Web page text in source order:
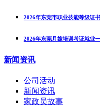
2026年东莞市职业技能等级证
2026年东莞月嫂培训考证就业
新闻资讯
公司活动
新闻资讯
家政员故事